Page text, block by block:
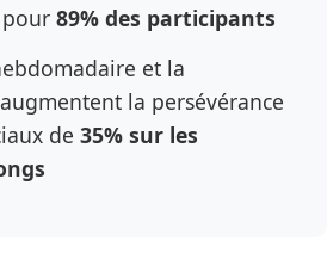
89% des participants
et la
la persévérance
de 35% sur les